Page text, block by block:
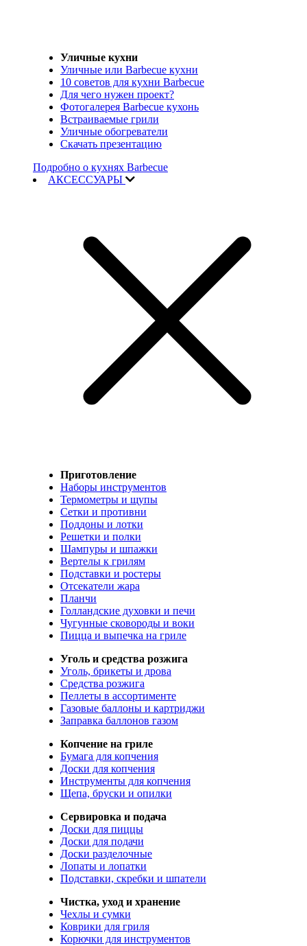
Уличные кухни
Уличные или Barbecue кухни
10 советов для кухни Barbecue
Для чего нужен проект?
Фотогалерея Barbecue кухонь
Встраиваемые грили
Уличные обогреватели
Скачать презентацию
Подробно о кухнях Barbecue
АКСЕССУАРЫ
Приготовление
Наборы инструментов
Термометры и щупы
Сетки и противни
Поддоны и лотки
Решетки и полки
Шампуры и шпажки
Вертелы к грилям
Подставки и ростеры
Отсекатели жара
Планчи
Голландские духовки и печи
Чугунные сковороды и воки
Пицца и выпечка на гриле
Уголь и средства розжига
Уголь, брикеты и дрова
Средства розжига
Пеллеты в ассортименте
Газовые баллоны и картриджи
Заправка баллонов газом
Копчение на гриле
Бумага для копчения
Доски для копчения
Инструменты для копчения
Щепа, бруски и опилки
Сервировка и подача
Доски для пиццы
Доски для подачи
Доски разделочные
Лопаты и лопатки
Подставки, скребки и шпатели
Чистка, уход и хранение
Чехлы и сумки
Коврики для гриля
Корючки для инструментов